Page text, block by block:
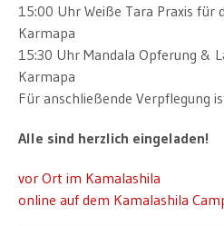
15:00 Uhr Weiße Tara Praxis für
Karmapa
15:30 Uhr Mandala Opferung &
Karmapa
Für anschließende Verpflegung
Alle sind herzlich eingeladen!
vor Ort im Kamalashila
online auf dem Kamalashila